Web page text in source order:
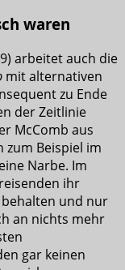
waren
arbeitet auch die
mit alternativen
zu Ende
der Zeitlinie
McComb aus
zum Beispiel im
Narbe. Im
ihr
und nur
an nichts mehr
gar keinen